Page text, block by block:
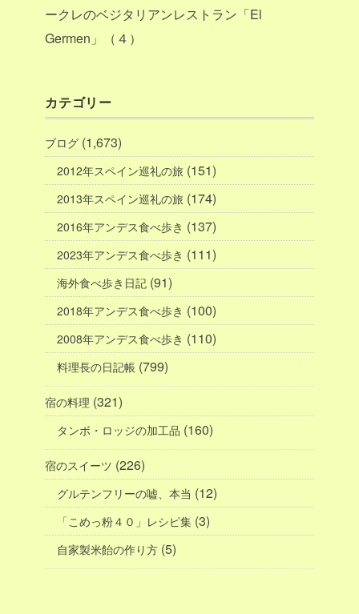
ークレのベジタリアンレストラン「El
Germen」（４）
カテゴリー
ブログ (1,673)
2012年スペイン巡礼の旅 (151)
2013年スペイン巡礼の旅 (174)
2016年アンデス食べ歩き (137)
2023年アンデス食べ歩き (111)
海外食べ歩き日記 (91)
2018年アンデス食べ歩き (100)
2008年アンデス食べ歩き (110)
料理長の日記帳 (799)
宿の料理 (321)
タンボ・ロッジの加工品 (160)
宿のスイーツ (226)
グルテンフリーの嘘、本当 (12)
「こめっ粉４０」レシピ集 (3)
自家製米飴の作り方 (5)